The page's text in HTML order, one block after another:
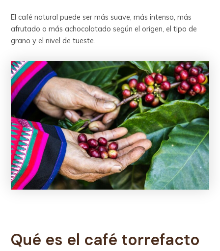
El café natural puede ser más suave, más intenso, más
afrutado o más achocolatado según el origen, el tipo de
grano y el nivel de tueste.
Qué es el café torrefacto